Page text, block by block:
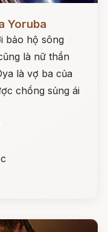
Yoruba
bảo hộ sông
là nữ thần
là vợ ba của
chồng sủng ái